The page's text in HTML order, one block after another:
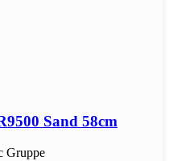
Sand 58cm
Gruppe